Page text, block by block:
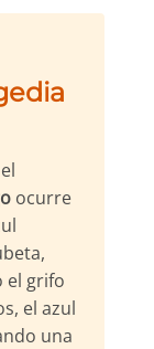
ocurre
el grifo
el azul
una